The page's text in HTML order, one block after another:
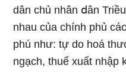
dân chủ nhân ⅾân
nhau của chính phủ
phú như: tự do hoá
ngạch, thuế xuất nhập